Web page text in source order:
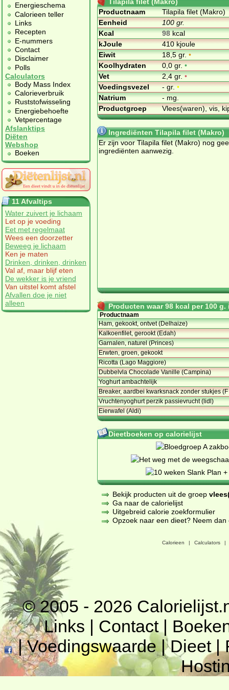
Energieschema
Calorieen teller
Links
Recepten
E-nummers
Contact
Disclaimer
Polls
Calculators
Body Mass Index
Calorieverbruik
Ruststofwisseling
Energiebehoefte
Vetpercentage
Afslanktips
Diëten
Webshop
Boeken
11 Afvaltips
Water zuivert je lichaam
Let op je voeding
Eet met regelmaat
Wees een doorzetter
Beweeg je lichaam
Ken je maten
Drinken, drinken, drinken
Val af, maar blijf eten
De wekker is je vriend
Van uitstel komt afstel
Afvallen doe je niet
alleen
Productnaam
Tilapila filet (Makro)
Eenheid
100 gr.
Kcal
98kcal
kJoule
410 kjoule
Eiwit
18,5 gr.•
Koolhydraten
0,0 gr.•
Vet
2,4 gr.•
Voedingsvezel
- gr.•
Natrium
- mg.
Productgroep
Vlees(waren), vis,
Ingrediënten Tilapila filet (Makro)
Er zijn voor Tilapila filet (Makro) nog
ingrediënten aanwezig.
Producten waar 98 kcal per 100
Productnaam
Ham, gekookt, ontvet (Delhaize)
Kalkoenfilet, gerookt (Edah)
Garnalen, naturel (Princes)
Erwten, groen, gekookt
Ricotta (Lago Maggiore)
Dubbelvla Chocolade Vanille (Campina)
Yoghurt ambachtelijk
Breaker, aardbei kwarksnack zonder stukjes (F
Vruchtenyoghurt perzik passievrucht (lidl)
Eierwafel (Aldi)
Dieetboeken op calorielijst
Bekijk producten uit de groep
Ga naar de calorielijst
Uitgebreid calorie zoekformulier
Opzoek naar een dieet? Neem
Calorieen | Calculators |
© 2005 - 2026
Links | Contact|
|Voedingswaarde|Dieet|